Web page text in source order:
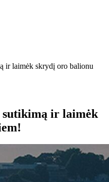
ir laimėk skrydį oro balionu
ir laimėk